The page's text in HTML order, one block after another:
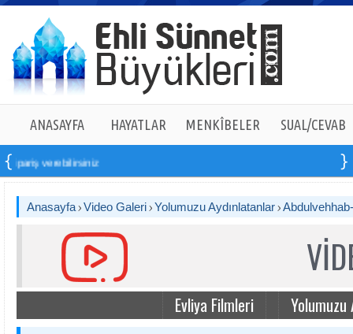
ANASAYFA HAYATLAR MENKÎBELER SUAL/CEVAB
verebilirsiniz
Anasayfa Video Galeri Yolumuzu Aydınlatanlar
Evliya Filmleri
Yolumuzu